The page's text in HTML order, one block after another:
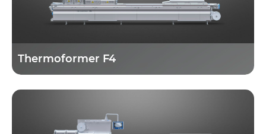
Thermoformer F4